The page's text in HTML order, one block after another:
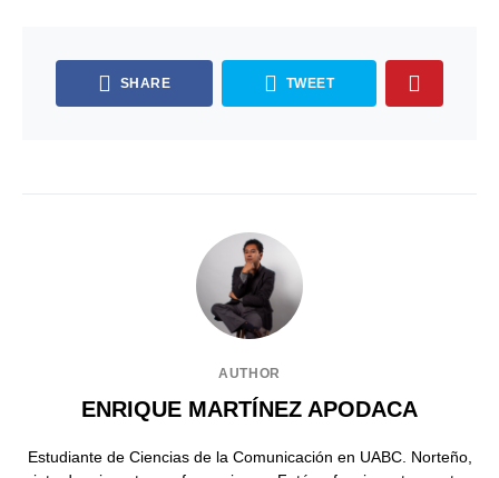
SHARE TWEET
AUTHOR
ENRIQUE MARTÍNEZ APODACA
Estudiante de Ciencias de la Comunicación en UABC. Norteño,